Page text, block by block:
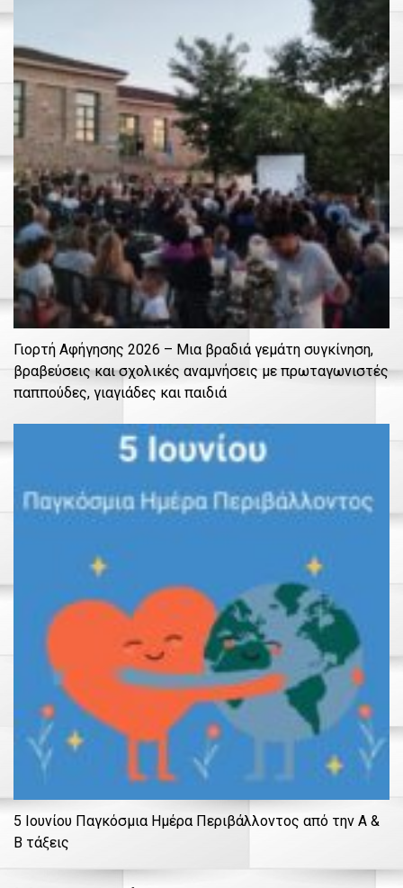
Γιορτή Αφήγησης 2026 – Μια βραδιά γεμάτη συγκίνηση,
βραβεύσεις και σχολικές αναμνήσεις με πρωταγωνιστές
παππούδες, γιαγιάδες και παιδιά
5 Ιουνίου Παγκόσμια Ημέρα Περιβάλλοντος από την Α &
Β τάξεις